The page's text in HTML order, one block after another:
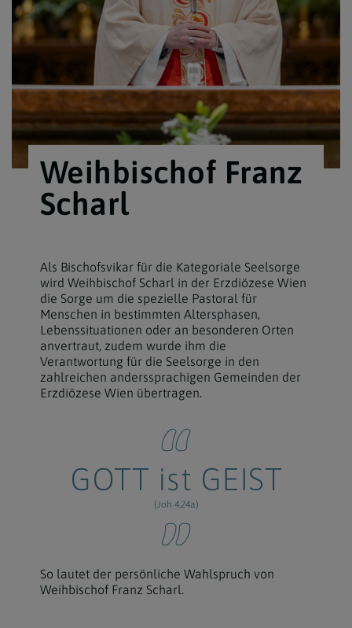
Weihbischof Franz
Scharl
Als Bischofsvikar für die Kategoriale Seelsorge
wird Weihbischof Scharl in der Erzdiözese Wien
die Sorge um die spezielle Pastoral für
Menschen in bestimmten Altersphasen,
Lebenssituationen oder an besonderen Orten
anvertraut, zudem wurde ihm die
Verantwortung für die Seelsorge in den
zahlreichen anderssprachigen Gemeinden der
Erzdiözese Wien übertragen.
GOTT ist GEIST
(Joh 4,24a)
So lautet der persönliche Wahlspruch von
Weihbischof Franz Scharl.